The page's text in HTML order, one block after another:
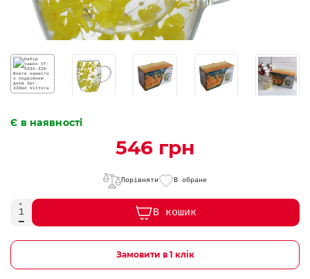
Є в наявності
546 грн
Порівняти В обране
В кошик
Замовити в 1 клік